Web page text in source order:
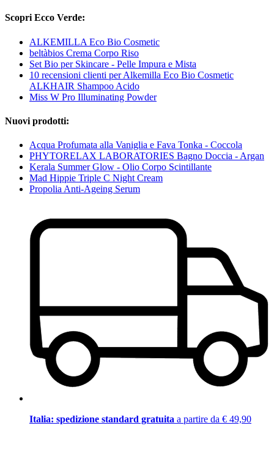
Scopri Ecco Verde:
ALKEMILLA Eco Bio Cosmetic
beltàbios Crema Corpo Riso
Set Bio per Skincare - Pelle Impura e Mista
10 recensioni clienti per Alkemilla Eco Bio Cosmetic
ALKHAIR Shampoo Acido
Miss W Pro Illuminating Powder
Nuovi prodotti:
Acqua Profumata alla Vaniglia e Fava Tonka - Coccola
PHYTORELAX LABORATORIES Bagno Doccia - Argan
Kerala Summer Glow - Olio Corpo Scintillante
Mad Hippie Triple C Night Cream
Propolia Anti-Ageing Serum
Italia: spedizione standard gratuita a partire da € 49,90